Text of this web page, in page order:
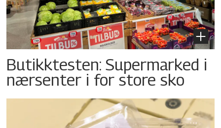
Butikktesten: Supermarked i
nærsenter i for store sko